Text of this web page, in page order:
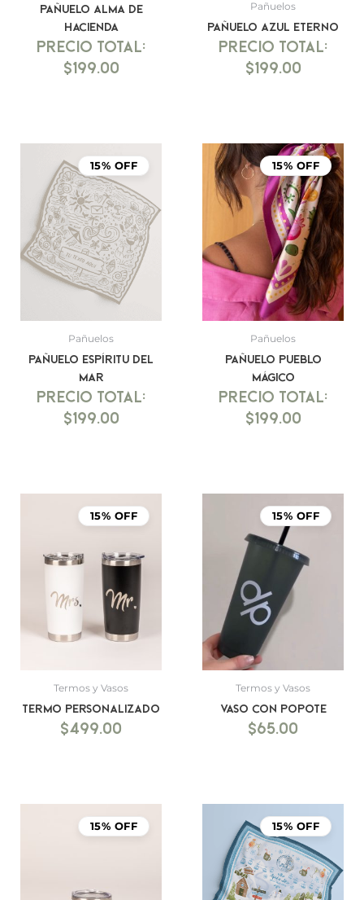
Pañuelo Alma de
Hacienda
$199.00
Pañuelos
Pañuelo Azul Eterno
$199.00
15% OFF
Pañuelos
Pañuelo Espíritu del
mar
$199.00
15% OFF
Pañuelos
Pañuelo Pueblo
Mágico
$199.00
15% OFF
Termos y Vasos
Termo personalizado
$499.00
15% OFF
Termos y Vasos
Vaso con Popote
$65.00
15% OFF 15% OFF